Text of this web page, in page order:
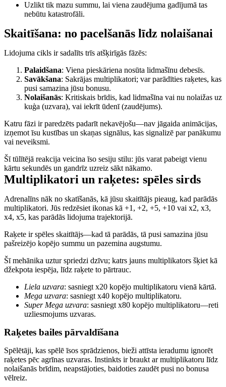
Uzlikt tik mazu summu, lai viena zaudējuma gadījumā tas
nebūtu katastrofāli.
Skaitīšana: no pacelšanās līdz nolaišanai
Lidojuma cikls ir sadalīts trīs atšķirīgās fāzēs:
Palaidšana: Viena pieskāriena nosūta lidmašīnu debesīs.
Savākšana: Sakrājas multiplikatori; var parādīties raķetes, kas
pusi samazina jūsu bonusu.
Nolaišanās: Kritiskais brīdis, kad lidmašīna vai nu nolaižas uz
kuģa (uzvara), vai iekrīt ūdenī (zaudējums).
Katru fāzi ir paredzēts padarīt nekavējošu—nav jāgaida animācijas,
izņemot īsu kustības un skaņas signālus, kas signalizē par panākumu
vai neveiksmi.
Šī tūlītējā reakcija veicina īso sesiju stilu: jūs varat pabeigt vienu
kārtu sekundēs un gandrīz uzreiz sākt nākamo.
Multiplikatori un raķetes: spēles sirds
Adrenalīns nāk no skatīšanās, kā jūsu skaitītājs pieaug, kad parādās
multiplikatori. Jūs redzēsiet ikonas kā +1, +2, +5, +10 vai x2, x3,
x4, x5, kas parādās lidojuma trajektorijā.
Raķete ir spēles skaitītājs—kad tā parādās, tā pusi samazina jūsu
pašreizējo kopējo summu un pazemina augstumu.
Šī mehānika uztur spriedzi dzīvu; katrs jauns multiplikators šķiet kā
džekpota iespēja, līdz raķete to pārtrauc.
Liela uzvara: sasniegt x20 kopējo multiplikatoru vienā kārtā.
Mega uzvara: sasniegt x40 kopējo multiplikatoru.
Super Mega uzvara: sasniegt x80 kopējo multiplikatoru—reti
uzliesmojums uzvaras.
Raķetes bailes pārvaldīšana
Spēlētāji, kas spēlē īsos sprādzienos, bieži attīsta ieradumu ignorēt
raķetes pēc agrīnas uzvaras. Instinkts ir braukt ar multiplikatoru līdz
nolaišanās brīdim, neapstājoties, baidoties zaudēt pusi no bonusa
vēlreiz.